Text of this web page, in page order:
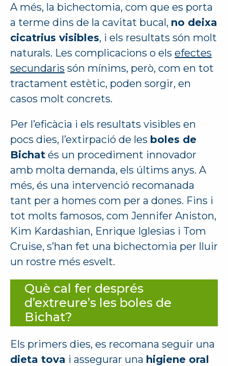
A més, la bichectomia, com que es porta
a terme dins de la cavitat bucal, no deixa
cicatrius visibles, i els resultats són molt
naturals. Les complicacions o els efectes
secundaris són mínims, però, com en tot
tractament estètic, poden sorgir, en
casos molt concrets.
Per l’eficàcia i els resultats visibles en
pocs dies, l’extirpació de les boles de
Bichat és un procediment innovador
amb molta demanda, els últims anys. A
més, és una intervenció recomanada
tant per a homes com per a dones. Fins i
tot molts famosos, com Jennifer Aniston,
Kim Kardashian, Enrique Iglesias i Tom
Cruise, s’han fet una bichectomia per lluir
un rostre més esvelt.
Què cal fer després
d’extreure’s les boles de
Bichat?
Els primers dies, es recomana seguir una
dieta tova i assegurar una higiene oral